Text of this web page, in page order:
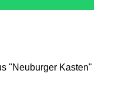
"Neuburger Kasten"